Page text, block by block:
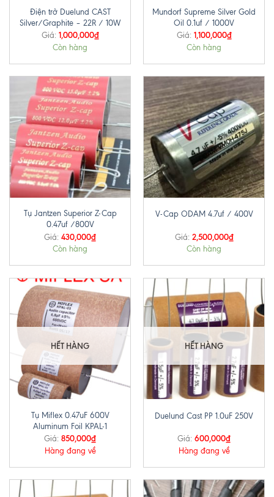
Điện trở Duelund CAST
Silver/Graphite – 22R / 10W
Giá: 1,000,000₫
Còn hàng
Mundorf Supreme Silver Gold
Oil 0.1uf / 1000V
Giá: 1,100,000₫
Còn hàng
Tụ Jantzen Superior Z-Cap
0.47uf /800V
Giá: 430,000₫
Còn hàng
V-Cap ODAM 4.7uf / 400V
Giá: 2,500,000₫
Còn hàng
HẾT HÀNG
Tụ Miflex 0.47uF 600V
Aluminum Foil KPAL-1
Giá: 850,000₫
Hàng đang về
HẾT HÀNG
Duelund Cast PP 1.0uF 250V
Giá: 600,000₫
Hàng đang về